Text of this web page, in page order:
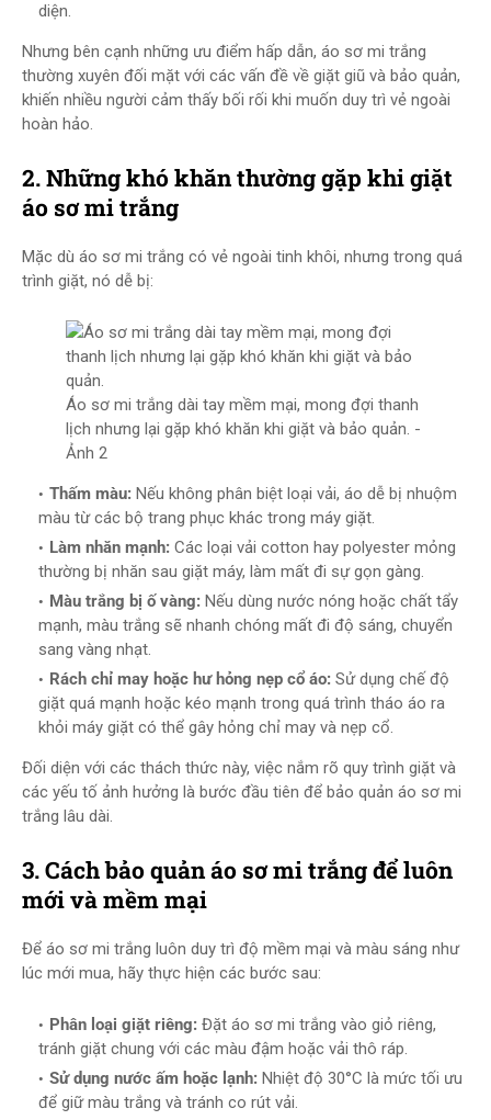
diện.
Nhưng bên cạnh những ưu điểm hấp dẫn, áo sơ mi trắng
thường xuyên đối mặt với các vấn đề về giặt giũ và bảo quản,
khiến nhiều người cảm thấy bối rối khi muốn duy trì vẻ ngoài
hoàn hảo.
2. Những khó khăn thường gặp khi giặt
áo sơ mi trắng
Mặc dù áo sơ mi trắng có vẻ ngoài tinh khôi, nhưng trong quá
trình giặt, nó dễ bị:
Áo sơ mi trắng dài tay mềm mại, mong đợi thanh
lịch nhưng lại gặp khó khăn khi giặt và bảo quản. -
Ảnh 2
Thấm màu: Nếu không phân biệt loại vải, áo dễ bị nhuộm
màu từ các bộ trang phục khác trong máy giặt.
Làm nhăn mạnh: Các loại vải cotton hay polyester mỏng
thường bị nhăn sau giặt máy, làm mất đi sự gọn gàng.
Màu trắng bị ố vàng: Nếu dùng nước nóng hoặc chất tẩy
mạnh, màu trắng sẽ nhanh chóng mất đi độ sáng, chuyển
sang vàng nhạt.
Rách chỉ may hoặc hư hỏng nẹp cổ áo: Sử dụng chế độ
giặt quá mạnh hoặc kéo mạnh trong quá trình tháo áo ra
khỏi máy giặt có thể gây hỏng chỉ may và nẹp cổ.
Đối diện với các thách thức này, việc nắm rõ quy trình giặt và
các yếu tố ảnh hưởng là bước đầu tiên để bảo quản áo sơ mi
trắng lâu dài.
3. Cách bảo quản áo sơ mi trắng để luôn
mới và mềm mại
Để áo sơ mi trắng luôn duy trì độ mềm mại và màu sáng như
lúc mới mua, hãy thực hiện các bước sau:
Phân loại giặt riêng: Đặt áo sơ mi trắng vào giỏ riêng,
tránh giặt chung với các màu đậm hoặc vải thô ráp.
Sử dụng nước ấm hoặc lạnh: Nhiệt độ 30°C là mức tối ưu
để giữ màu trắng và tránh co rút vải.